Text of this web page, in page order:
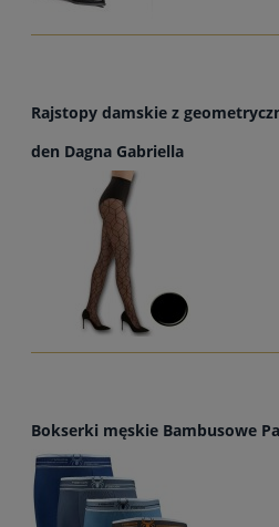
Rajstopy damskie z
den Dagna Gabriella
Bokserki męskie Bambusowe